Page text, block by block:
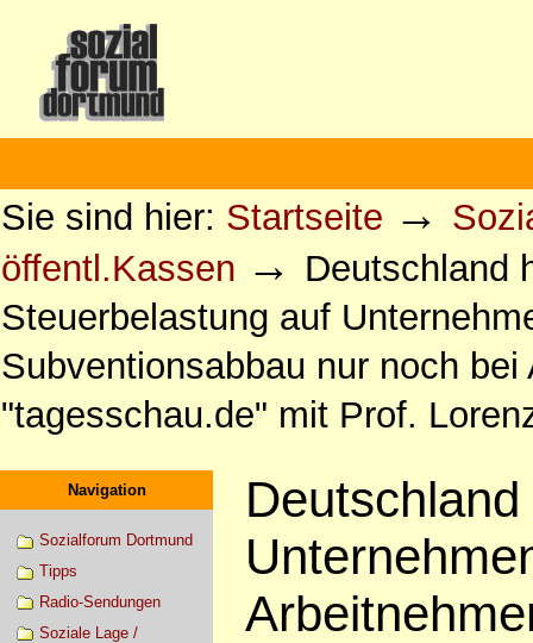
Sie sind hier: Startseite →
öffentl.Kassen → Deutschland
Steuerbelastung auf
Subventionsabbau nur noch
"tagesschau.de" mit Prof.
Navigation
Sozialforum Dortmund
Tipps
Radio-Sendungen
Soziale Lage /